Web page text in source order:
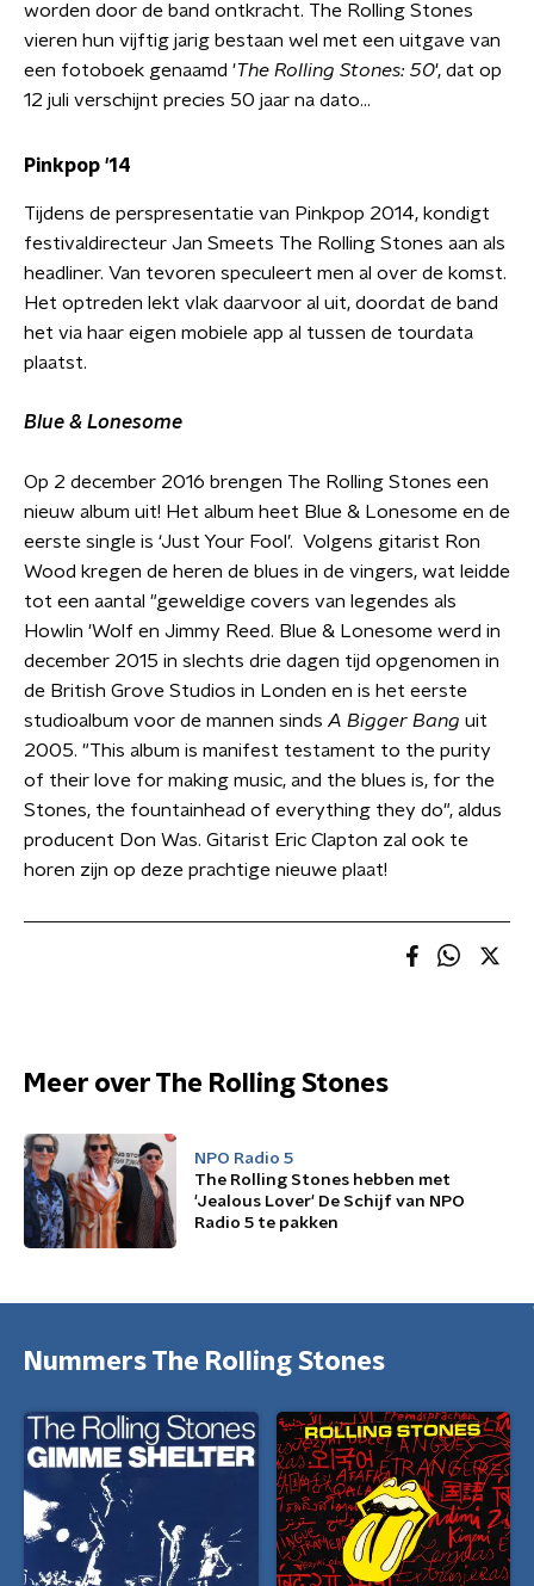
worden door de band ontkracht. The Rolling Stones
vieren hun vijftig jarig bestaan wel met een uitgave van
een fotoboek genaamd 'The Rolling Stones: 50', dat op
12 juli verschijnt precies 50 jaar na dato...
Pinkpop '14
Tijdens de perspresentatie van Pinkpop 2014, kondigt
festivaldirecteur Jan Smeets The Rolling Stones aan als
headliner. Van tevoren speculeert men al over de komst.
Het optreden lekt vlak daarvoor al uit, doordat de band
het via haar eigen mobiele app al tussen de tourdata
plaatst.
Blue & Lonesome
Op 2 december 2016 brengen The Rolling Stones een
nieuw album uit! Het album heet Blue & Lonesome en de
eerste single is ‘Just Your Fool’. Volgens gitarist Ron
Wood kregen de heren de blues in de vingers, wat leidde
tot een aantal "geweldige covers van legendes als
Howlin 'Wolf en Jimmy Reed. Blue & Lonesome werd in
december 2015 in slechts drie dagen tijd opgenomen in
de British Grove Studios in Londen en is het eerste
studioalbum voor de mannen sinds A Bigger Bang uit
2005. "This album is manifest testament to the purity
of their love for making music, and the blues is, for the
Stones, the fountainhead of everything they do", aldus
producent Don Was. Gitarist Eric Clapton zal ook te
horen zijn op deze prachtige nieuwe plaat!
Meer over The Rolling Stones
NPO Radio 5
The Rolling Stones hebben met
'Jealous Lover' De Schijf van NPO
Radio 5 te pakken
Nummers The Rolling Stones